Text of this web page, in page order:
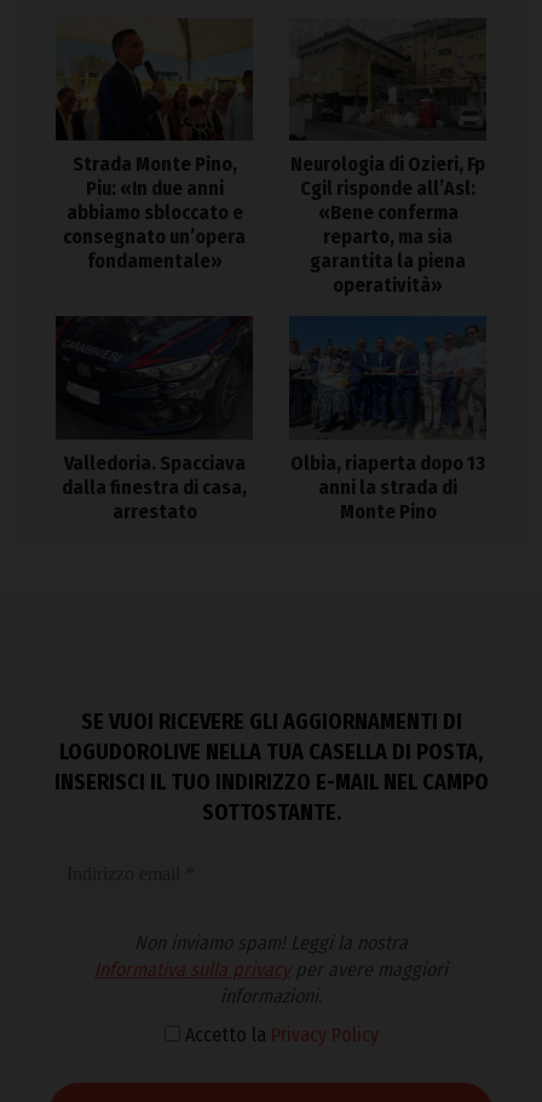
Strada Monte Pino,
Piu: «In due anni
abbiamo sbloccato e
consegnato un’opera
fondamentale»
Neurologia di Ozieri, Fp
Cgil risponde all’Asl:
«Bene conferma
reparto, ma sia
garantita la piena
operatività»
Valledoria. Spacciava
dalla finestra di casa,
arrestato
Olbia, riaperta dopo 13
anni la strada di
Monte Pino
SE VUOI RICEVERE GLI AGGIORNAMENTI DI
LOGUDOROLIVE NELLA TUA CASELLA DI POSTA,
INSERISCI IL TUO INDIRIZZO E-MAIL NEL CAMPO
SOTTOSTANTE.
Non inviamo spam! Leggi la nostra
Informativa sulla privacyper avere maggiori
informazioni.
Accetto la Privacy Policy